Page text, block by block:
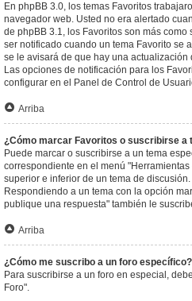
En phpBB 3.0, los temas Favoritos
navegador web. Usted no era alertado
de phpBB 3.1, los Favoritos son más
ser notificado cuando un tema Favorito se
se le avisará de que hay una
Las opciones de notificación para los
configurar en el Panel de Control de
Arriba
¿Cómo marcar Favoritos o suscribirse a
Puede marcar o suscribirse a un tema
correspondiente en el menú
superior e inferior de un tema de discusión.
Respondiendo a un tema con la opción
publique una respuesta" también le
Arriba
¿Cómo me suscribo a un foro específico?
Para suscribirse a un foro en especial,
Foro".